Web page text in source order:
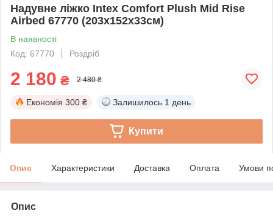
Надувне ліжко Intex Comfort Plush Mid Rise
Airbed 67770 (203x152x33см)
В наявності
Код: 67770
Роздріб
2 180 ₴ 2 480 ₴
Економія 300 ₴ Залишилось 1 день
Купити
Опис Характеристики Доставка Оплата Умови
Опис